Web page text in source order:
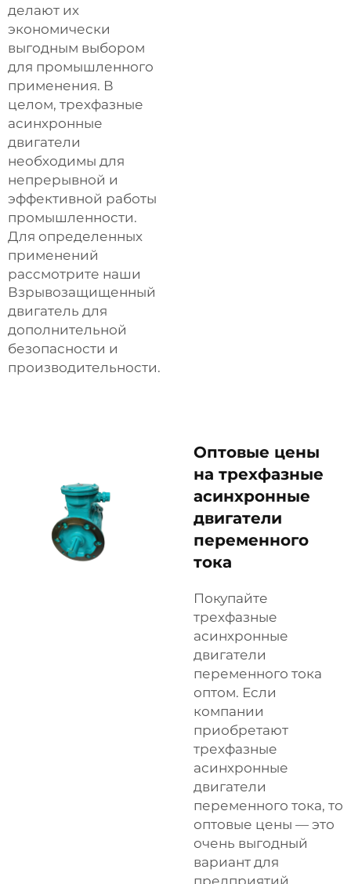
делают их
экономически
выгодным выбором
для промышленного
применения. В
целом, трехфазные
асинхронные
двигатели
необходимы для
непрерывной и
эффективной работы
промышленности.
Для определенных
применений
рассмотрите наши
Взрывозащищенный
двигатель для
дополнительной
безопасности и
производительности.
Оптовые цены
на трехфазные
асинхронные
двигатели
переменного
тока
Покупайте
трехфазные
асинхронные
двигатели
переменного тока
оптом. Если
компании
приобретают
трехфазные
асинхронные
двигатели
переменного тока, то
оптовые цены — это
очень выгодный
вариант для
предприятий,